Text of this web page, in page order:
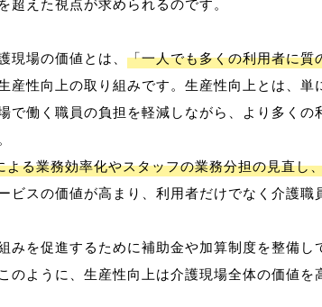
超えた視点が求められるのです。
現場の価値とは、 「一人でも多くの利用者に質
産性向上の取り組みです。生産性向上とは、
で働く職員の負担を軽減しながら、より多くの
よる業務効率化やスタッフの業務分担の見直し
ビスの価値が高まり、利用者だけでなく介護職
みを促進するために補助金や加算制度を整備し
のように、生産性向上は介護現場全体の価値